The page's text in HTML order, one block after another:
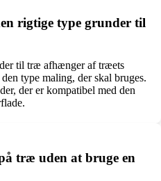
rigtige type grunder til
til træ afhænger af træets
type maling, der skal bruges.
der er kompatibel med den
træ uden at bruge en